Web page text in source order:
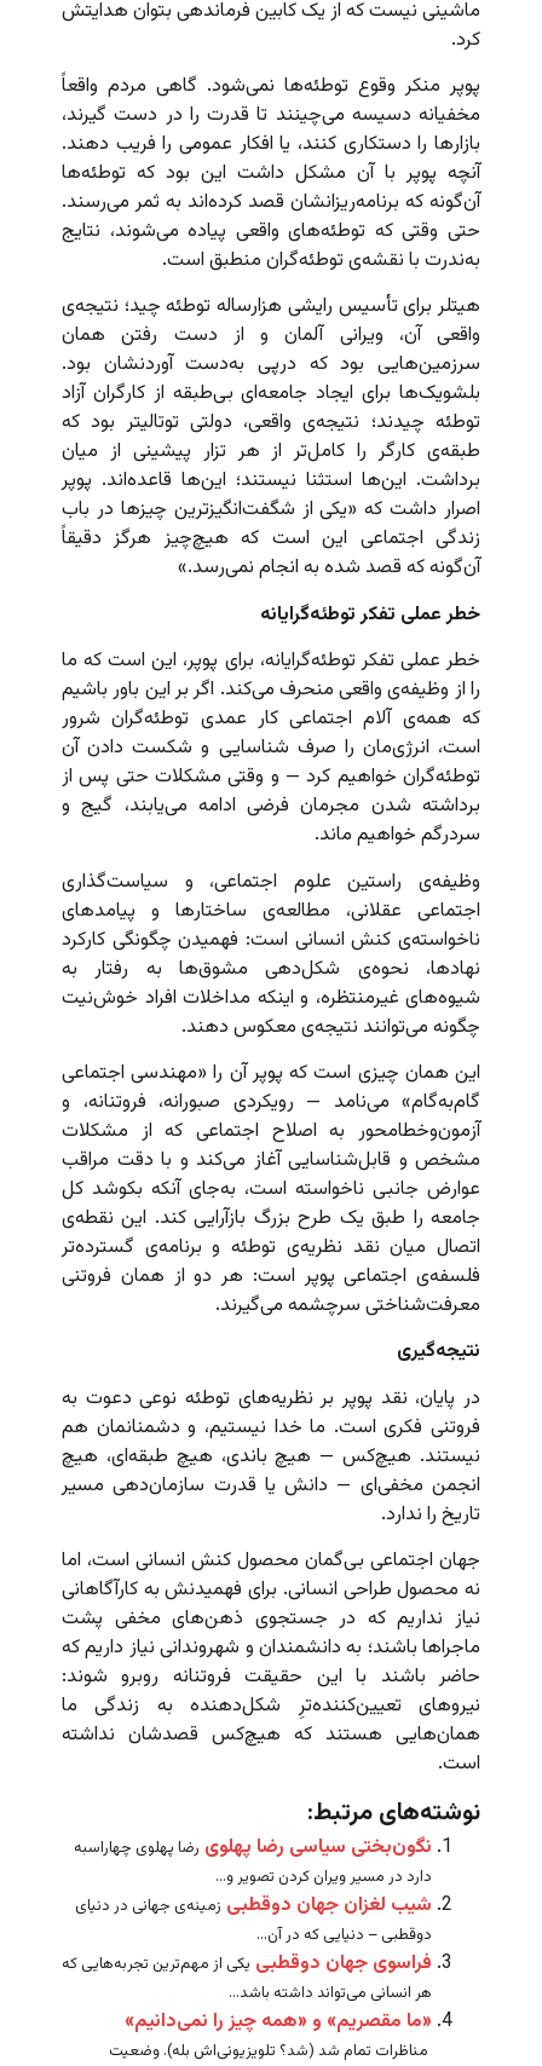
ماشینی نیست که از یک کابین فرماندهی بتوان هدایتش
کرد.
پوپر منکر وقوع توطئه‌ها نمی‌شود. گاهی مردم واقعاً
مخفیانه دسیسه می‌چینند تا قدرت را در دست گیرند،
بازارها را دستکاری کنند، یا افکار عمومی را فریب دهند.
آنچه پوپر با آن مشکل داشت این بود که توطئه‌ها
آن‌گونه که برنامه‌ریزانشان قصد کرده‌اند به ثمر می‌رسند.
حتی وقتی که توطئه‌های واقعی پیاده می‌شوند، نتایج
به‌ندرت با نقشه‌ی توطئه‌گران منطبق است.
هیتلر برای تأسیس رایشی هزارساله توطئه چید؛ نتیجه‌ی
واقعی آن، ویرانی آلمان و از دست رفتن همان
سرزمین‌هایی بود که درپی به‌دست آوردنشان بود.
بلشویک‌ها برای ایجاد جامعه‌ای بی‌طبقه از کارگران آزاد
توطئه چیدند؛ نتیجه‌ی واقعی، دولتی توتالیتر بود که
طبقه‌ی کارگر را کامل‌تر از هر تزار پیشینی از میان
برداشت. این‌ها استثنا نیستند؛ این‌ها قاعده‌اند. پوپر
اصرار داشت که «یکی از شگفت‌انگیزترین چیزها در باب
زندگی اجتماعی این است که هیچ‌چیز هرگز دقیقاً
آن‌گونه که قصد شده به انجام نمی‌رسد.»
خطر عملی تفکر توطئه‌گرایانه
خطر عملی تفکر توطئه‌گرایانه، برای پوپر، این است که ما
را از وظیفه‌ی واقعی منحرف می‌کند. اگر بر این باور باشیم
که همه‌ی آلام اجتماعی کار عمدی توطئه‌گران شرور
است، انرژی‌مان را صرف شناسایی و شکست دادن آن
توطئه‌گران خواهیم کرد — و وقتی مشکلات حتی پس از
برداشته شدن مجرمان فرضی ادامه می‌یابند، گیج و
سردرگم خواهیم ماند.
وظیفه‌ی راستین علوم اجتماعی، و سیاست‌گذاری
اجتماعی عقلانی، مطالعه‌ی ساختارها و پیامدهای
ناخواسته‌ی کنش انسانی است: فهمیدن چگونگی کارکرد
نهادها، نحوه‌ی شکل‌دهی مشوق‌ها به رفتار به
شیوه‌های غیرمنتظره، و اینکه مداخلات افراد خوش‌نیت
چگونه می‌توانند نتیجه‌ی معکوس دهند.
این همان چیزی است که پوپر آن را «مهندسی اجتماعی
گام‌به‌گام» می‌نامد — رویکردی صبورانه، فروتنانه، و
آزمون‌وخطامحور به اصلاح اجتماعی که از مشکلات
مشخص و قابل‌شناسایی آغاز می‌کند و با دقت مراقب
عوارض جانبی ناخواسته است، به‌جای آنکه بکوشد کل
جامعه را طبق یک طرح بزرگ بازآرایی کند. این نقطه‌ی
اتصال میان نقد نظریه‌ی توطئه و برنامه‌ی گسترده‌تر
فلسفه‌ی اجتماعی پوپر است: هر دو از همان فروتنی
معرفت‌شناختی سرچشمه می‌گیرند.
نتیجه‌گیری
در پایان، نقد پوپر بر نظریه‌های توطئه نوعی دعوت به
فروتنی فکری است. ما خدا نیستیم، و دشمنانمان هم
نیستند. هیچ‌کس — هیچ باندی، هیچ طبقه‌ای، هیچ
انجمن مخفی‌ای — دانش یا قدرت سازمان‌دهی مسیر
تاریخ را ندارد.
جهان اجتماعی بی‌گمان محصول کنش انسانی است، اما
نه محصول طراحی انسانی. برای فهمیدنش به کارآگاهانی
نیاز نداریم که در جستجوی ذهن‌های مخفی پشت
ماجراها باشند؛ به دانشمندان و شهروندانی نیاز داریم که
حاضر باشند با این حقیقت فروتنانه روبرو شوند:
نیروهای تعیین‌کننده‌ترِ شکل‌دهنده به زندگی ما
همان‌هایی هستند که هیچ‌کس قصدشان نداشته
است.
نوشته‌های مرتبط:
نگون‌بختی سیاسی رضا پهلوی رضا پهلوی چهاراسبه
دارد در مسیر ویران کردن تصویر و...
شیب لغزان جهان دوقطبی زمینه‌ی جهانی در دنیای
دوقطبی – دنیایی که در آن...
فراسوی جهان دوقطبی یکی از مهم‌ترین تجربه‌هایی که
هر انسانی می‌تواند داشته باشد...
«ما مقصریم» و «همه چیز را نمی‌دانیم»
مناظرات تمام شد (شد؟ تلویزیونی‌اش بله). وضعیت